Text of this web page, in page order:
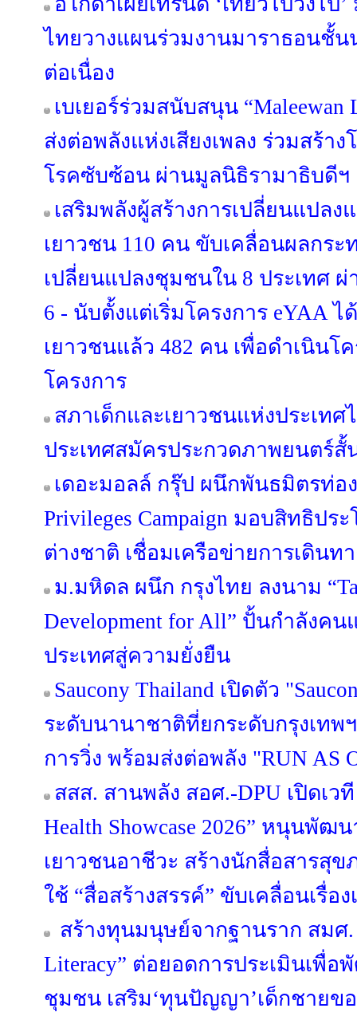
ไทยวางแผนร่วมงานมาราธอนชั้น
ต่อเนื่อง
เบเยอร์ร่วมสนับสนุน “Maleewan
ส่งต่อพลังแห่งเสียงเพลง ร่วมสร้า
โรคซับซ้อน ผ่านมูลนิธิรามาธิบดีฯ
เสริมพลังผู้สร้างการเปลี่ยนแปล
เยาวชน 110 คน ขับเคลื่อนผลกร
เปลี่ยนแปลงชุมชนใน 8 ประเทศ ผ่
6 - นับตั้งแต่เริ่มโครงการ eYAA
เยาวชนแล้ว 482 คน เพื่อดำเนินโ
โครงการ
สภาเด็กและเยาวชนแห่งประเท
ประเทศสมัครประกวดภาพยนตร์สั้
เดอะมอลล์ กรุ๊ป ผนึกพันธมิตรท่อ
Privileges Campaign มอบสิทธิปร
ต่างชาติ เชื่อมเครือข่ายการเดินท
ม.มหิดล ผนึก กรุงไทย ลงนาม
Development for All” ปั้นกำลังค
ประเทศสู่ความยั่งยืน
Saucony Thailand เปิดตัว
ระดับนานาชาติที่ยกระดับกรุงเทพ
การวิ่ง พร้อมส่งต่อพลัง "RUN AS
สสส. สานพลัง สอศ.-DPU เปิดเวที
Health Showcase 2026” หนุนพั
เยาวชนอาชีวะ สร้างนักสื่อสารสุ
ใช้ “สื่อสร้างสรรค์” ขับเคลื่อนเรื่อ
สร้างทุนมนุษย์จากฐานราก สมศ.
Literacy” ต่อยอดการประเมินเพื่
ชุมชน เสริม‘ทุนปัญญา’เด็กชายข